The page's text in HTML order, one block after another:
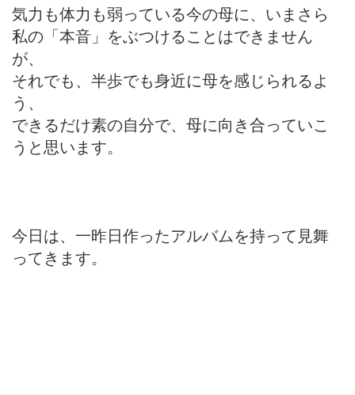
気力も体力も弱っている今の母に、いまさら
私の「本音」をぶつけることはできません
が、
それでも、半歩でも身近に母を感じられるよ
う、
できるだけ素の自分で、母に向き合っていこ
うと思います。
今日は、一昨日作ったアルバムを持って見舞
ってきます。